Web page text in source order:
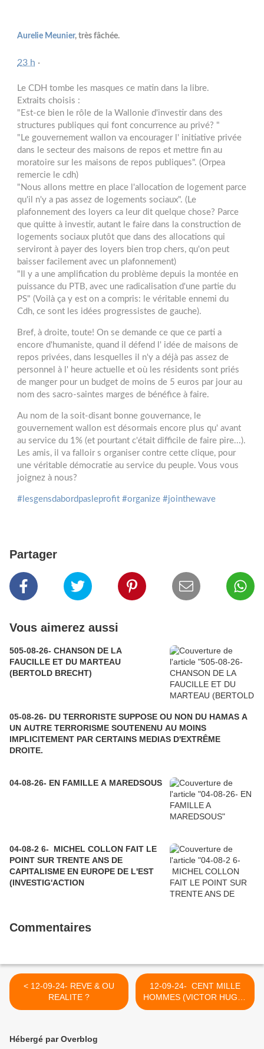
Aurelie Meunier, très fâchée.
23 h ·
Le CDH tombe les masques ce matin dans la libre.
Extraits choisis :
"Est-ce bien le rôle de la Wallonie d'investir dans des
structures publiques qui font concurrence au privé? "
"Le gouvernement wallon va encourager l' initiative privée
dans le secteur des maisons de repos et mettre fin au
moratoire sur les maisons de repos publiques". (Orpea
remercie le cdh)
"Nous allons mettre en place l'allocation de logement parce
qu'il n'y a pas assez de logements sociaux". (Le
plafonnement des loyers ca leur dit quelque chose? Parce
que quitte à investir, autant le faire dans la construction de
logements sociaux plutôt que dans des allocations qui
serviront à payer des loyers bien trop chers, qu'on peut
baisser facilement avec un plafonnement)
"Il y a une amplification du problème depuis la montée en
puissance du PTB, avec une radicalisation d'une partie du
PS" (Voilà ça y est on a compris: le véritable ennemi du
Cdh, ce sont les idées progressistes de gauche).
Bref, à droite, toute! On se demande ce que ce parti a
encore d'humaniste, quand il défend l' idée de maisons de
repos privées, dans lesquelles il n'y a déjà pas assez de
personnel à l' heure actuelle et où les résidents sont priés
de manger pour un budget de moins de 5 euros par jour au
nom des sacro-saintes marges de bénéfice à faire.
Au nom de la soit-disant bonne gouvernance, le
gouvernement wallon est désormais encore plus qu' avant
au service du 1% (et pourtant c'était difficile de faire pire...).
Les amis, il va falloir s organiser contre cette clique, pour
une véritable démocratie au service du peuple. Vous vous
joignez à nous?
# lesgensdabordpasleprofit #organize #jointhewave
Partager
Vous aimerez aussi
505-08-26- CHANSON DE LA
FAUCILLE ET DU MARTEAU
(BERTOLD BRECHT)
05-08-26- DU TERRORISTE SUPPOSE OU NON DU HAMAS A
UN AUTRE TERRORISME SOUTENENU AU MOINS
IMPLICITEMENT PAR CERTAINS MEDIAS D'EXTRÊME
DROITE.
04-08-26- EN FAMILLE A MAREDSOUS
04-08-2 6- MICHEL COLLON FAIT LE
POINT SUR TRENTE ANS DE
CAPITALISME EN EUROPE DE L'EST
(INVESTIG'ACTION
Commentaires
< 12-09-24- REVE & OU
REALITE ?
12-09-24- CENT MILLE
HOMMES (VICTOR HUGO)
>
Hébergé par Overblog